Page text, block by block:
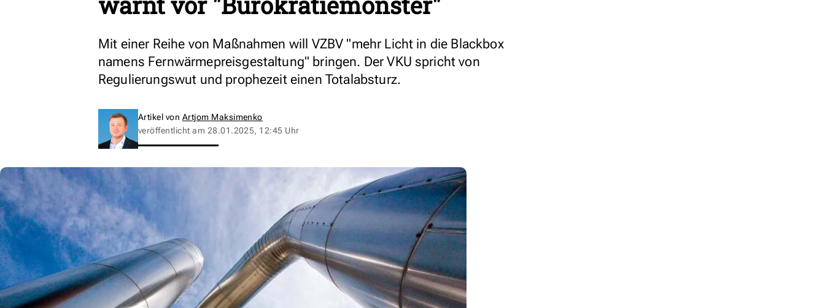
Mit einer Reihe von Maßnahmen will VZBV "mehr Licht in die Blackbox
namens Fernwärmepreisgestaltung" bringen. Der VKU spricht von
Regulierungswut und prophezeit einen Totalabsturz.
Artikel von Artjom Maksimenko
veröffentlicht am 28.01.2025, 12:45 Uhr